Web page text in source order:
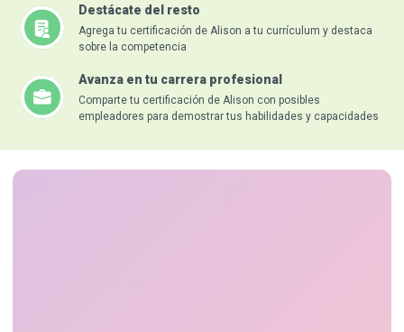
Destácate del resto
Agrega tu certificación de Alison a tu currículum y destaca
sobre la competencia
Avanza en tu carrera profesional
Comparte tu certificación de Alison con posibles
empleadores para demostrar tus habilidades y capacidades